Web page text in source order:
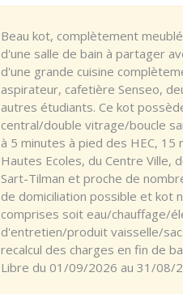
Beau kot, complètement
d'une salle de bain à partager
d'une grande cuisine
aspirateur, cafetière Senseo,
autres étudiants. Ce kot
central/double vitrage/boucle
à 5 minutes à pied des HEC,
Hautes Ecoles, du Centre Ville,
Sart-Tilman et proche de
de domiciliation possible et kot
comprises soit eau/chauffage/
d'entretien/produit vaisselle/
recalcul des charges en fin de
Libre du 01/09/2026 au 31/08/